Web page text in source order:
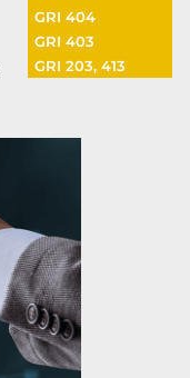
GRI 404
GRI 403
GRI 203, 413